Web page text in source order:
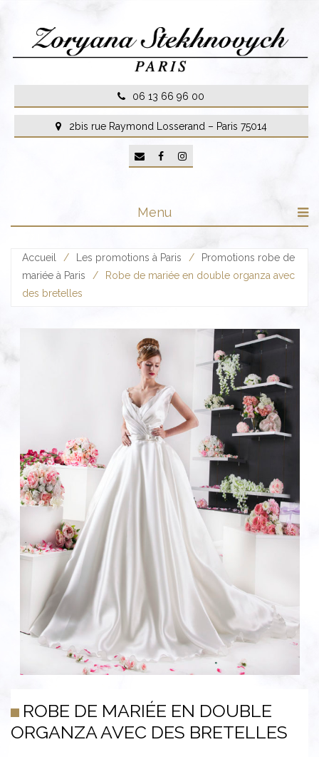
content
06 13 66 96 00
2bis rue Raymond Losserand – Paris 75014
Menu
Accueil / Les promotions à Paris /
Promotions robe de
mariée à Paris
/
Robe de mariée en double organza avec
des bretelles
ROBE DE MARIÉE EN DOUBLE
ORGANZA AVEC DES BRETELLES